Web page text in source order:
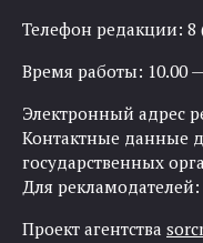
Телефон редакции: 8
Время работы: 10.00
Электронный адрес
Контактные данные
государственных
Для рекламодателей:
Проект агентства